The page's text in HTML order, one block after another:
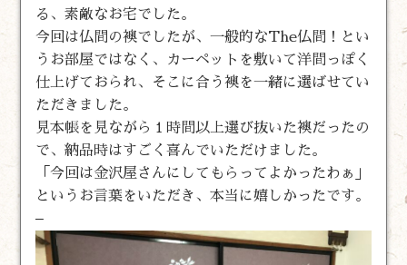
る、素敵なお宅でした。
今回は仏間の襖でしたが、一般的なThe仏間！とい
うお部屋ではなく、カーペットを敷いて洋間っぽく
仕上げておられ、そこに合う襖を一緒に選ばせてい
ただきました。
見本帳を見ながら１時間以上選び抜いた襖だったの
で、納品時はすごく喜んでいただけました。
「今回は金沢屋さんにしてもらってよかったわぁ」
というお言葉をいただき、本当に嬉しかったです。
–